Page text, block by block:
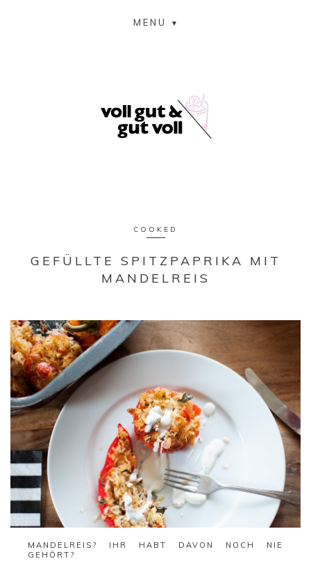
MENU
COOKED
GEFÜLLTE SPITZPAPRIKA MIT
MANDELREIS
MANDELREIS? IHR HABT DAVON NOCH NIE
GEHÖRT?